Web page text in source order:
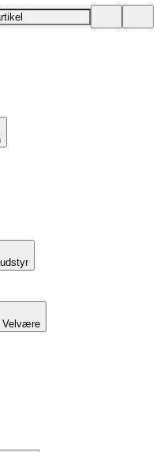
Velvære